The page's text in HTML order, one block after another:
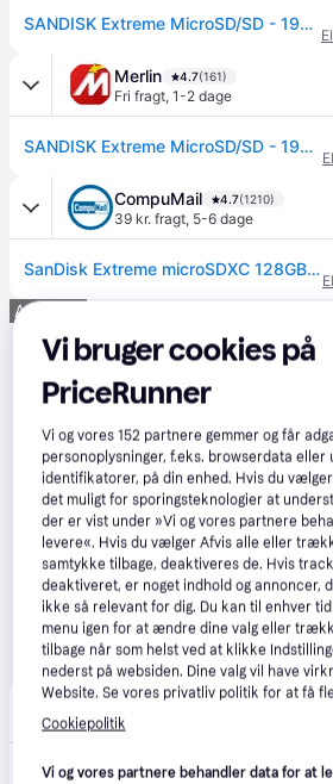
SANDISK Extreme MicroSD/SD - 190MB/s - 128GB
Merlin 4.7(161)
Fri fragt, 1-2 dage
SANDISK Extreme MicroSD/SD - 190MB/s - 128GB
CompuMail 4.7(1210)
39 kr. fragt, 5-6 dage
SanDisk Extreme microSDXC 128GB 190MB/s --> På fjernlager, levevering hos dig 12-08-2026
Annonce
avXperten 4.8(428)
49 kr. fragt
SanDisk Extreme Micro SDXC Kort 128GB V30 A2 (UHS-I)
Vi bruger cookies på
PriceRunner
Vi og vores152 partnere gemmer og får
personoplysninger, f.eks. browserdata eller
identifikatorer, på din enhed. Hvis du
det muligt for sporingsteknologier at
der er vist under »Vi og vores partnere
levere«. Hvis du vælger Afvis alle eller
samtykke tilbage, deaktiveres de. Hvis
deaktiveret, er noget indhold og annoncer,
ikke så relevant for dig. Du kan til enhver
menu igen for at ændre dine valg eller
tilbage når som helst ved at klikke
nederst på websiden. Dine valg vil have
Website. Se vores privatliv politik for at få
Cookiepolitik
Vi og vores partnere behandler data for at